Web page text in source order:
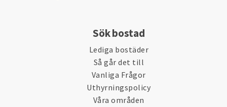
Sök bostad
Lediga bostäder
Så går det till
Vanliga Frågor
Uthyrningspolicy
Våra områden